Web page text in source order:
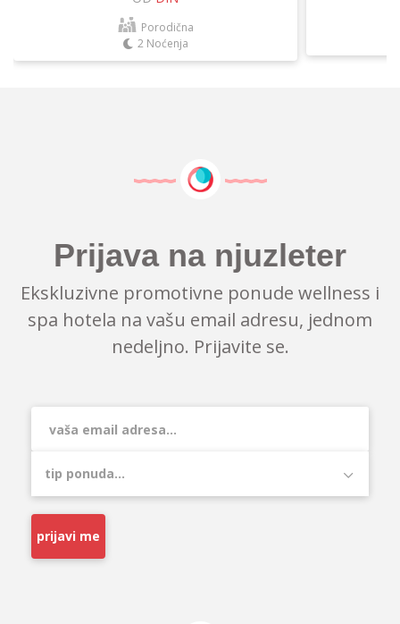
Porodična
2 Noćenja
Prijava na njuzleter
Ekskluzivne promotivne ponude wellness i
spa hotela na vašu email adresu, jednom
nedeljno. Prijavite se.
prijavi me